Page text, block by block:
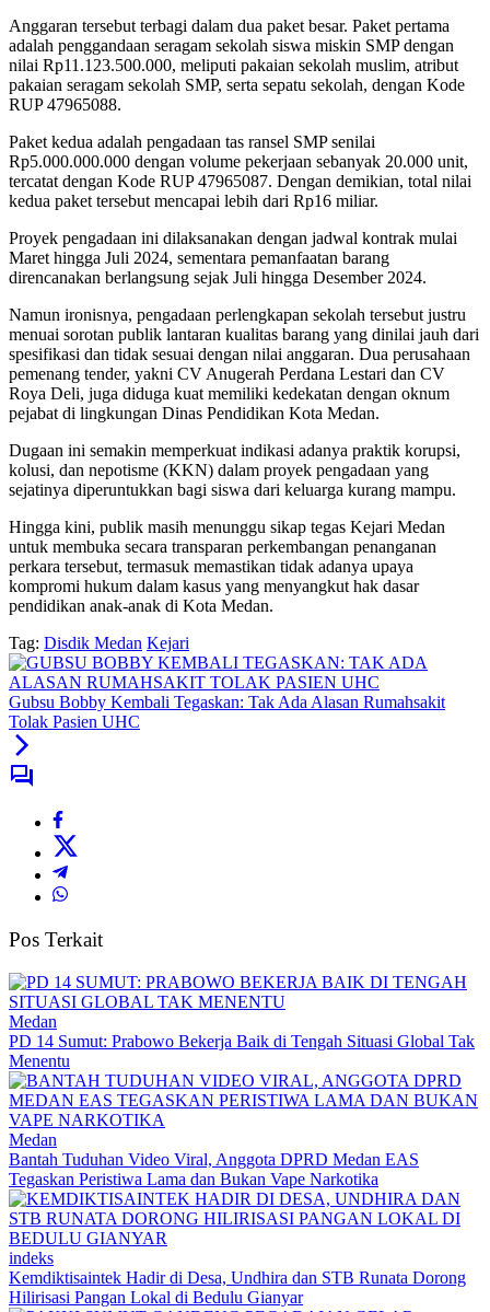
Anggaran tersebut terbagi dalam dua paket besar. Paket pertama
adalah penggandaan seragam sekolah siswa miskin SMP dengan
nilai Rp11.123.500.000, meliputi pakaian sekolah muslim, atribut
pakaian seragam sekolah SMP, serta sepatu sekolah, dengan Kode
RUP 47965088.
Paket kedua adalah pengadaan tas ransel SMP senilai
Rp5.000.000.000 dengan volume pekerjaan sebanyak 20.000 unit,
tercatat dengan Kode RUP 47965087. Dengan demikian, total nilai
kedua paket tersebut mencapai lebih dari Rp16 miliar.
Proyek pengadaan ini dilaksanakan dengan jadwal kontrak mulai
Maret hingga Juli 2024, sementara pemanfaatan barang
direncanakan berlangsung sejak Juli hingga Desember 2024.
Namun ironisnya, pengadaan perlengkapan sekolah tersebut justru
menuai sorotan publik lantaran kualitas barang yang dinilai jauh dari
spesifikasi dan tidak sesuai dengan nilai anggaran. Dua perusahaan
pemenang tender, yakni CV Anugerah Perdana Lestari dan CV
Roya Deli, juga diduga kuat memiliki kedekatan dengan oknum
pejabat di lingkungan Dinas Pendidikan Kota Medan.
Dugaan ini semakin memperkuat indikasi adanya praktik korupsi,
kolusi, dan nepotisme (KKN) dalam proyek pengadaan yang
sejatinya diperuntukkan bagi siswa dari keluarga kurang mampu.
Hingga kini, publik masih menunggu sikap tegas Kejari Medan
untuk membuka secara transparan perkembangan penanganan
perkara tersebut, termasuk memastikan tidak adanya upaya
kompromi hukum dalam kasus yang menyangkut hak dasar
pendidikan anak-anak di Kota Medan.
Tag: Disdik Medan Kejari
Gubsu Bobby Kembali Tegaskan: Tak Ada Alasan Rumahsakit
Tolak Pasien UHC
Pos Terkait
Medan
PD 14 Sumut: Prabowo Bekerja Baik di Tengah Situasi Global Tak
Menentu
Medan
Bantah Tuduhan Video Viral, Anggota DPRD Medan EAS
Tegaskan Peristiwa Lama dan Bukan Vape Narkotika
indeks
Kemdiktisaintek Hadir di Desa, Undhira dan STB Runata Dorong
Hilirisasi Pangan Lokal di Bedulu Gianyar